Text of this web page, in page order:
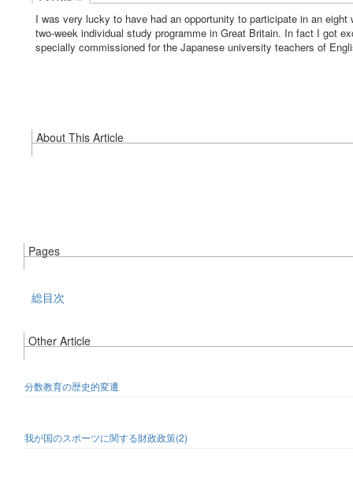
I was very lucky to have had an opportunity to participate in an
two-week individual study programme in Great Britain. In fact I got
specially commissioned for the Japanese university teachers of
About This Article
Pages
総目次
Other Article
分数教育の歴史的変遷
我が国のスポーツに関する財政政策(2)